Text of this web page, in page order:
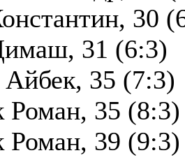
30
31 (6:3)
Айбек, 35 (7:3)
Роман, 35 (8:3)
Роман, 39 (9:3)